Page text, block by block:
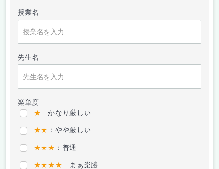
授業名
先生名
楽単度
★ ：かなり厳しい
★★ ：やや厳しい
★★★ ：普通
★★★★ ：まぁ楽勝